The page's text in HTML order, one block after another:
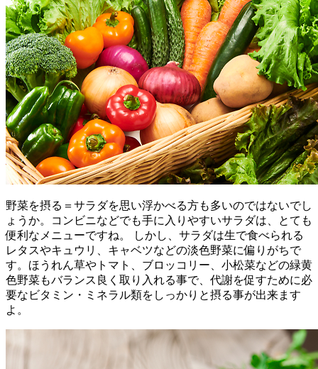
野菜を摂る＝サラダを思い浮かべる方も多いのではないでし
ょうか。コンビニなどでも手に入りやすいサラダは、とても
便利なメニューですね。 しかし、サラダは生で食べられる
レタスやキュウリ、キャベツなどの淡色野菜に偏りがちで
す。ほうれん草やトマト、ブロッコリー、小松菜などの緑黄
色野菜もバランス良く取り入れる事で、代謝を促すために必
要なビタミン・ミネラル類をしっかりと摂る事が出来ます
よ。